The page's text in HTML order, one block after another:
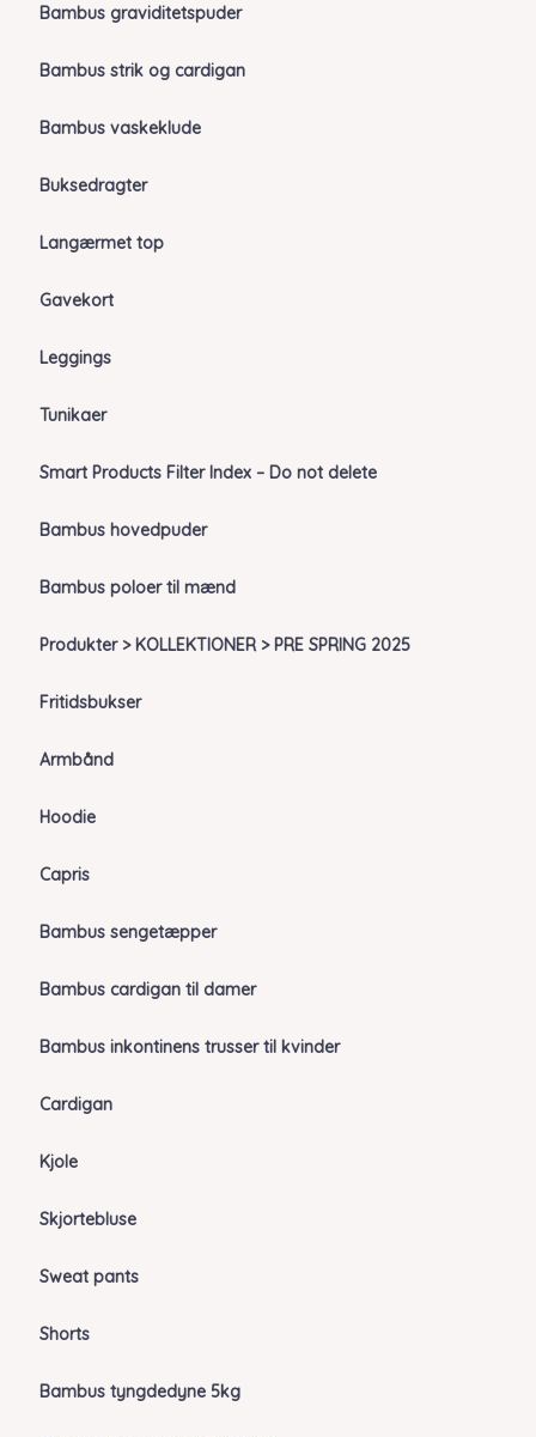
Bambus graviditetspuder
Bambus strik og cardigan
Bambus vaskeklude
Buksedragter
Langærmet top
Gavekort
Leggings
Tunikaer
Smart Products Filter Index – Do not delete
Bambus hovedpuder
Bambus poloer til mænd
Produkter > KOLLEKTIONER > PRE SPRING 2025
Fritidsbukser
Armbånd
Hoodie
Capris
Bambus sengetæpper
Bambus cardigan til damer
Bambus inkontinens trusser til kvinder
Cardigan
Kjole
Skjortebluse
Sweat pants
Shorts
Bambus tyngdedyne 5kg